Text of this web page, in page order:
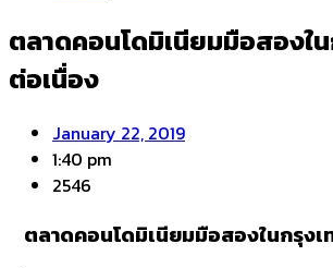
ตลาดคอนโดมิเนียมมือสองใ
ต่อเนื่อง
January 22, 2019
1:40 pm
2546
ตลาดคอนโดมิเนียมมือสองในกรุง